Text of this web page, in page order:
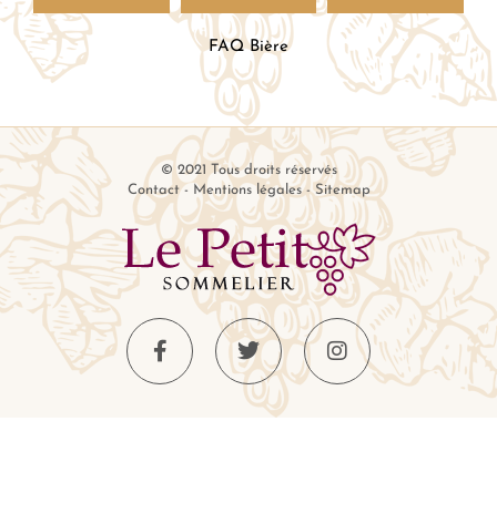
FAQ Bière
© 2021 Tous droits réservés
Contact- Mentions légales-Sitemap